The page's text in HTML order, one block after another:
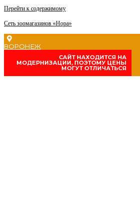
Перейти к содержимому
Сеть зоомагазинов «Нора»
ВОРОНЕЖ
CАЙТ НАХОДИТСЯ НА
МОДЕРНИЗАЦИИ, ПОЭТОМУ ЦЕНЫ
МОГУТ ОТЛИЧАТЬСЯ